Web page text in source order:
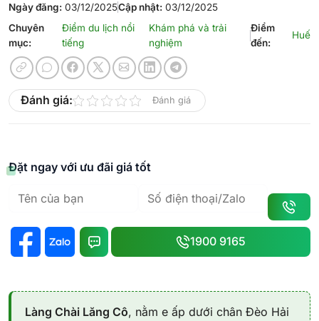
Ngày đăng: 03/12/2025Cập nhật: 03/12/2025
Chuyên
mục:
Điểm du lịch nổi
tiếng
Khám phá và trải
nghiệm
Điểm
đến:
Huế
Đánh giá: Đánh giá
Đặt ngay với ưu đãi giá tốt
1900 9165
Làng Chài Lăng Cô, nằm e ấp dưới chân Đèo Hải